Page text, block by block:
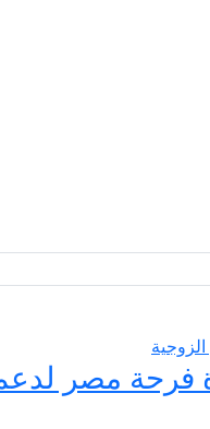
تطلق مبادرة